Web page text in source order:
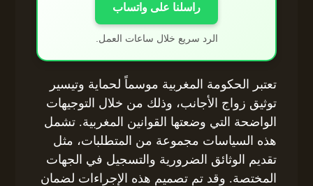
راسلنا على واتساب
الرد سريع خلال ساعات العمل.
تعتبر الحكومة المغربية موسماً لحماية وتيسير
توثيق زواج الأجانب، وذلك من خلال التوجيهات
الواضحة التي وضعتها القوانين المغربية. تشمل
هذه السياسات مجموعة من المتطلبات، مثل
تقديم الوثائق الضرورية والتسجيل في الجهات
المختصة. وقد تم تصميم هذه الإجراءات لضمان